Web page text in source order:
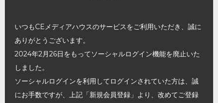
いつもCEメディアハウスのサービスをご利用いただき、誠に
ありがとうございます。
2024年2月26日をもってソーシャルログイン機能を廃止いた
しました。
ソーシャルログインを利用してログインされていた方は、誠
にお手数ですが、上記「新規会員登録」より、改めてご登録